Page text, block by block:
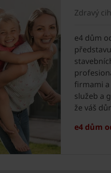
Zdravý
e4 dům
firmami
služeb a
že váš
e4 dům